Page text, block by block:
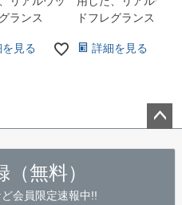
ランス
見る
ドフレグランス
詳細を見る
無料）
会員限定速報中!!